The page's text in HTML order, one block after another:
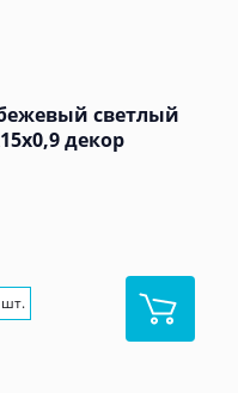
бежевый светлый
декор
шт.